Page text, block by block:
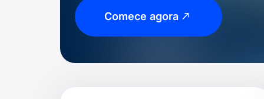
Comece agora